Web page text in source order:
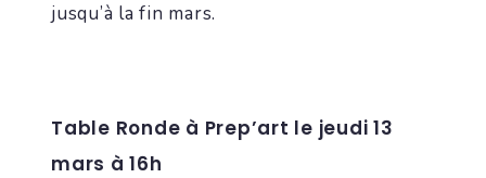
jusqu’à la fin mars.
Table Ronde à Prep’art le jeudi 13
mars à 16h